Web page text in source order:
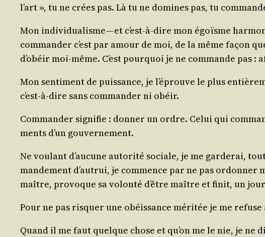
l’art », tu ne crées pas. Là tu ne domines pas, tu
Mon indi­vi­dua­lisme — et c’est-à-dire mon égoïsme
com­man­der c’est par amour de moi, de la même façon
d’obéir moi-même. C’est pour­quoi je ne com­mande pas
Mon sen­ti­ment de puis­sance, je l’éprouve le plus
c’est-à-dire sans com­man­der ni obéir.
Com­man­der signi­fie : don­ner un ordre. Celui qui
ments d’un gouvernement.
Ne vou­lant d’aucune auto­ri­té sociale, je me gar­de­rai,
man­de­ment d’autrui, je com­mence par ne pas ordon­ner
maître, pro­voque sa volon­té d’être maître et finit, un
Pour ne pas ris­quer une obéis­sance méri­tée je me
Quand il me faut quelque chose et qu’on me le nie, je ne